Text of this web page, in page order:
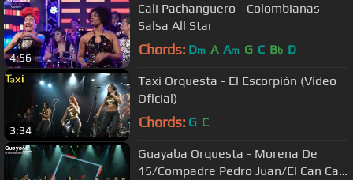
4:56
Cali Pachanguero - Colombianas
Salsa All Star
Chords: Dm A Am G C Bb D
3:34
Taxi Orquesta - El Escorpión (Video
Oficial)
Chords: G C
Guayaba Orquesta - Morena De
15/Compadre Pedro Juan/El Can Can